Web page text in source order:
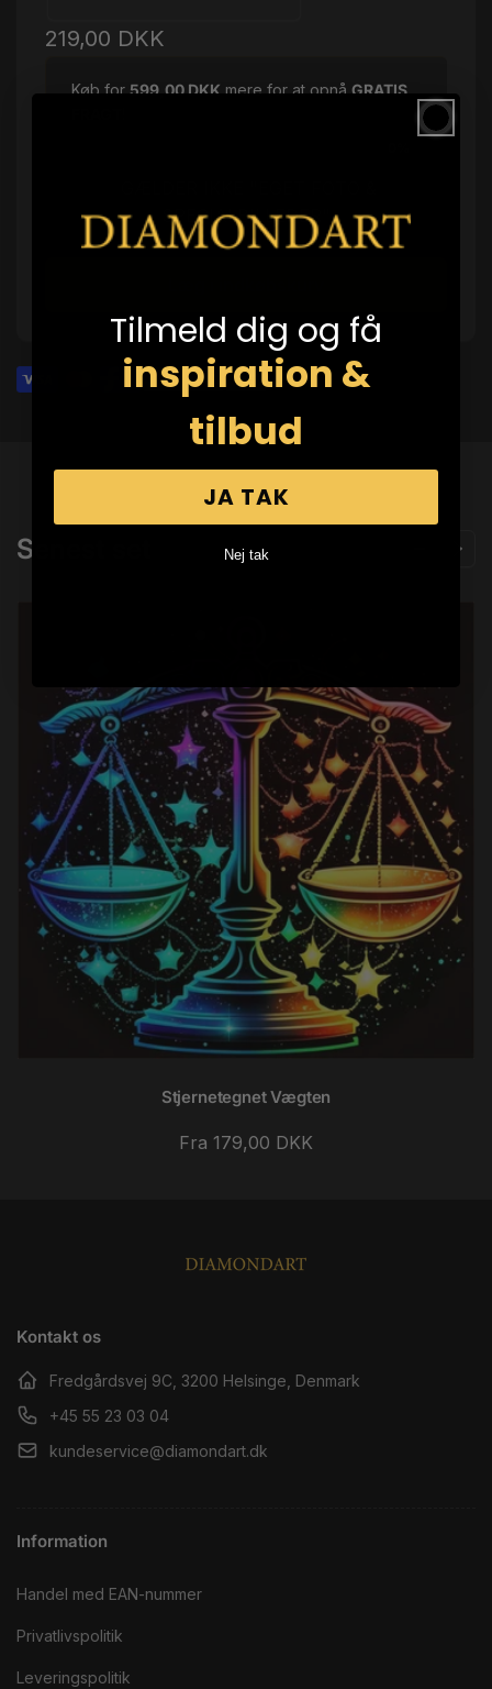
Normalpris
219,00 DKK
Køb for 599,00 DKK mere for at opnå GRATIS
SPECIALBILLEDER"
Senest set
Stjernetegnet Vægten
Normalpris
Fra 179,00 DKK
Kontakt os
Fredgårdsvej 9C, 3200 Helsinge, Denmark
+45 55 23 03 04
kundeservice@diamondart.dk
Information
Handel med EAN-nummer
Privatlivspolitik
Leveringspolitik
Tilmeld dig og få
inspiration &
tilbud
JA TAK
Nej tak